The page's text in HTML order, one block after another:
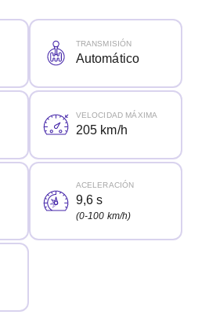
TRANSMISIÓN
Automático
VELOCIDAD MÁXIMA
205 km/h
ACELERACIÓN
9,6 s
(0-100 km/h)